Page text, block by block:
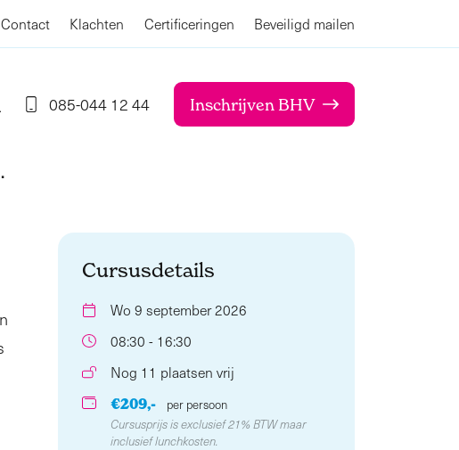
Contact Klachten Certificeringen Beveiligd mailen
085-044 12 44 Inschrijven BHV
Cursusdetails
Wo 9 september 2026
08:30 - 16:30
Nog 11 plaatsen vrij
€209,-
per persoon
Cursusprijs is exclusief 21% BTW maar
inclusief lunchkosten.